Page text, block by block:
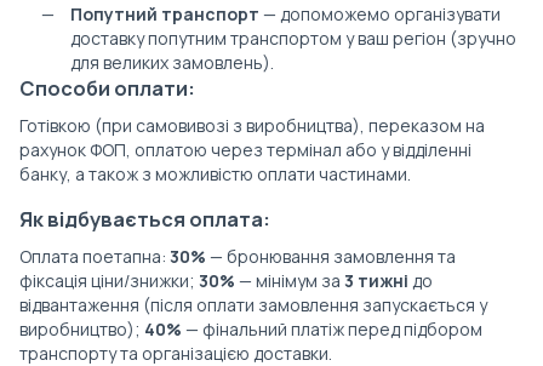
Попутний транспорт — допоможемо організувати
доставку попутним транспортом у ваш регіон (зручно
для великих замовлень).
Способи оплати:
Готівкою (при самовивозі з виробництва), переказом на
рахунок ФОП, оплатою через термінал або у відділенні
банку, а також з можливістю оплати частинами.
Як відбувається оплата:
Оплата поетапна: 30% — бронювання замовлення та
фіксація ціни/знижки; 30% — мінімум за 3 тижні до
відвантаження (після оплати замовлення запускається у
виробництво); 40% — фінальний платіж перед підбором
транспорту та організацією доставки.